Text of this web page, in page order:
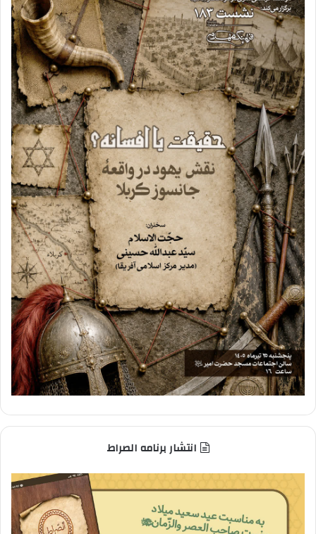
انتشار برنامه الصراط